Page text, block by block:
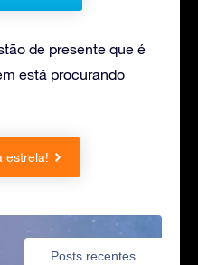
de presente que é
está procurando
estrela!
Posts recentes